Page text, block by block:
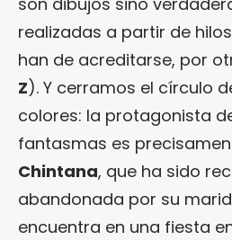
realizadas a partir de
han de acreditarse, por
Z). Y cerramos el círculo
colores: la protagonista
fantasmas es
Chintana, que ha sido
abandonada por su
encuentra en una fiesta